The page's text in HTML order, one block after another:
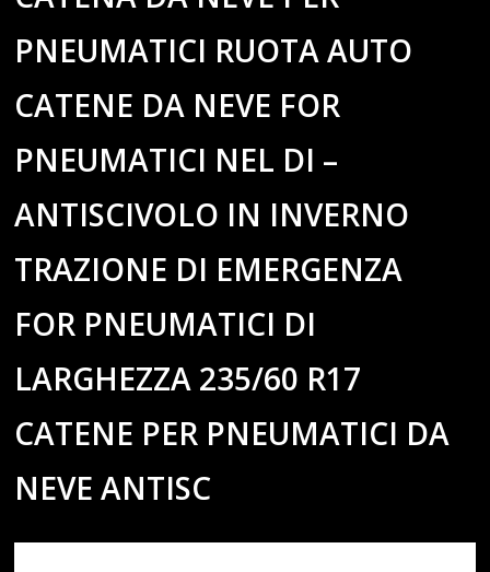
PNEUMATICI RUOTA AUTO
CATENE DA NEVE FOR
PNEUMATICI NEL DI –
ANTISCIVOLO IN INVERNO
TRAZIONE DI EMERGENZA
FOR PNEUMATICI DI
LARGHEZZA 235/60 R17
CATENE PER PNEUMATICI DA
NEVE ANTISC